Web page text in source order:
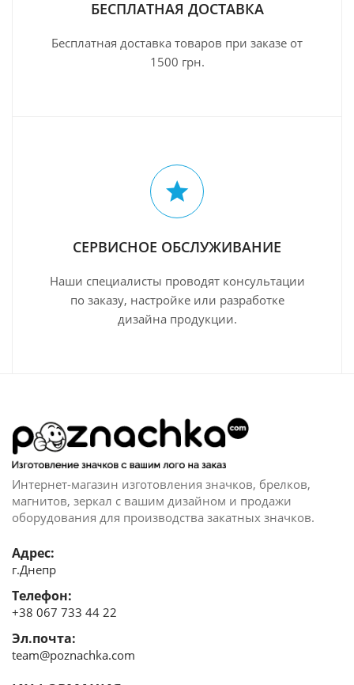
БЕСПЛАТНАЯ ДОСТАВКА
Бесплатная доставка товаров при заказе от
1500 грн.
СЕРВИСНОЕ ОБСЛУЖИВАНИЕ
Наши специалисты проводят консультации
по заказу, настройке или разработке
дизайна продукции.
Интернет-магазин изготовления значков, брелков,
магнитов, зеркал c вашим дизайном и продажи
оборудования для производства закатных значков.
Адрес:
г.Днепр
Телефон:
+38 067 733 44 22
Эл.почта:
team@poznachka.com